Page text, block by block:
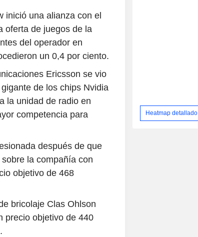
inició una alianza con el
oferta de juegos de la
del operador en
un 0,4 por ciento.
Ericsson se vio
de los chips Nvidia
la unidad de radio en
competencia para
después de que
la compañía con
objetivo de 468
bricolaje Clas Ohlson
precio objetivo de 440
Heatmap detallado